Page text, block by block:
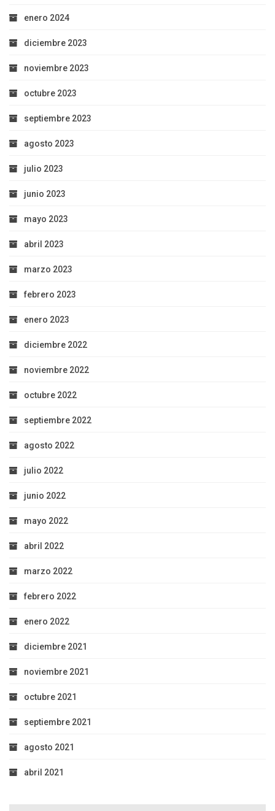
enero 2024
diciembre 2023
noviembre 2023
octubre 2023
septiembre 2023
agosto 2023
julio 2023
junio 2023
mayo 2023
abril 2023
marzo 2023
febrero 2023
enero 2023
diciembre 2022
noviembre 2022
octubre 2022
septiembre 2022
agosto 2022
julio 2022
junio 2022
mayo 2022
abril 2022
marzo 2022
febrero 2022
enero 2022
diciembre 2021
noviembre 2021
octubre 2021
septiembre 2021
agosto 2021
abril 2021